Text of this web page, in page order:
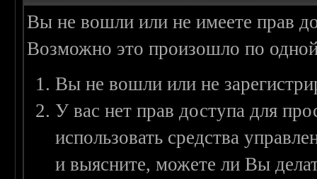
Вы не вошли или не имеете прав
Возможно это произошло по
Вы не вошли или не
У вас нет прав доступа для
использовать средства
и выясните, можете ли Вы